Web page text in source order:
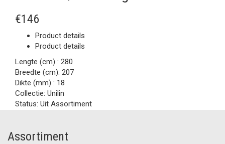
€146
Product details
Product details
Lengte (cm) : 280
Breedte (cm): 207
Dikte (mm) : 18
Collectie: Unilin
Status: Uit Assortiment
Assortiment